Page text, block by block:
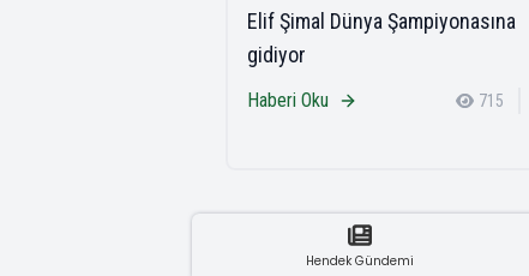
Elif Şimal Dünya Şampiyonasına
gidiyor
Haberi Oku 715
Hendek Gündemi